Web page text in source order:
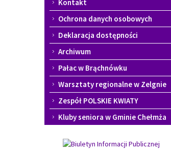
Kontakt
Ochrona danych osobowych
Deklaracja dostępności
Archiwum
Pałac w Brąchnówku
Warsztaty regionalne w Zelgnie
Zespół POLSKIE KWIATY
Kluby seniora w Gminie Chełmża